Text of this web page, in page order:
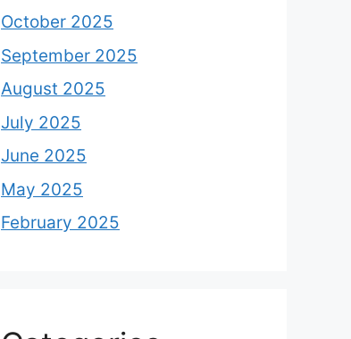
October 2025
September 2025
August 2025
July 2025
June 2025
May 2025
February 2025